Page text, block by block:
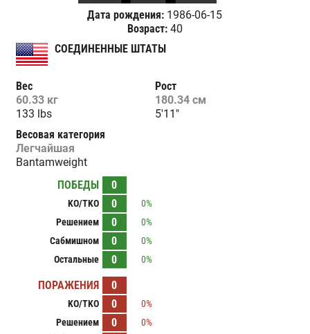
Дата рождения: 1986-06-15
Возраст:40
СОЕДИНЕННЫЕ ШТАТЫ
Вес
60.33 кг
133 lbs
Рост
180.34 см
5'11"
Весовая категория
Легчайшая
Bantamweight
ПОБЕДЫ
0
KO/TKO 0
0%
Решением
0
0%
Сабмишном
0
0%
Остальные
0 0%
ПОРАЖЕНИЯ 0
KO/TKO 0
0%
Решением
0
0%